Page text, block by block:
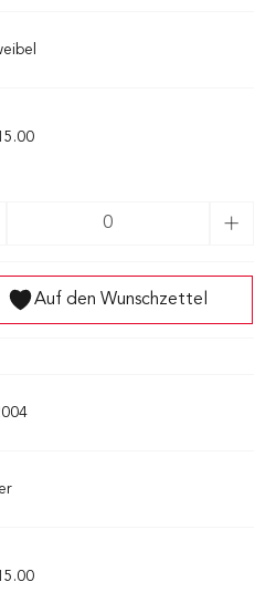
Auf den Wunschzettel